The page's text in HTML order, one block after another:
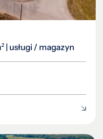
| usługi / magazyn